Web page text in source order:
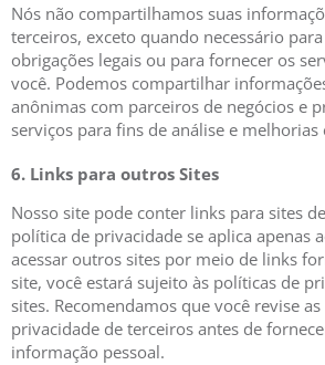
Nós não compartilhamos suas
terceiros, exceto quando necessário
obrigações legais ou para fornecer os
você. Podemos compartilhar
anônimas com parceiros de negócios e
serviços para fins de análise e melhorias
6. Links para outros Sites
Nosso site pode conter links para sites
política de privacidade se aplica apenas
acessar outros sites por meio de links
site, você estará sujeito às políticas de
sites. Recomendamos que você revise
privacidade de terceiros antes de
informação pessoal.